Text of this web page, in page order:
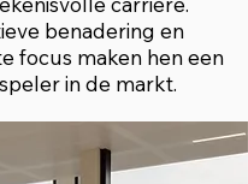
benadering en
focus maken hen een
in de markt.